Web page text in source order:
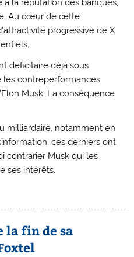
la réputation des banques,
Au cœur de cette
progressive de X
déficitaire déjà sous
les contreperformances
Musk. La conséquence
milliardaire, notamment en
ces derniers ont
contrarier Musk qui les
ses intérêts.
la fin de sa